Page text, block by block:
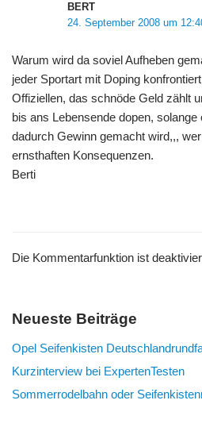
BERT
24. September 2008 um
Warum wird da soviel Aufheben
jeder Sportart mit Doping
Offiziellen, das schnöde Geld zählt
bis ans Lebensende dopen,
dadurch Gewinn gemacht wird,,,
ernsthaften Konsequenzen.
Berti
Die Kommentarfunktion ist
Neueste Beiträge
Opel Seifenkisten
Kurzinterview bei ExpertenTesten
Sommerrodelbahn oder